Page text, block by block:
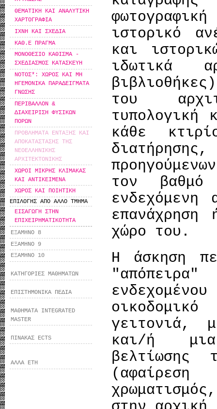
ΘΕΜΑΤΙΚΗ ΚΑΙ ΑΝΑΛΥΤΙΚΗ
ΧΑΡΤΟΓΡΑΦΙΑ
ΙΧΝΗ ΚΑΙ ΣΧΕΔΙΑ
ΚΑΘ.Ε ΠΡΑΓΜΑ
ΜΟΝΟΘΕΣΙΟ ΚΑΘΙΣΜΑ -
ΣΧΕΔΙΑΣΜΟΣ ΚΑΤΑΣΚΕΥΗ
ΝΟΤΟΣ*: ΧΩΡΟΣ ΚΑΙ ΜΗ
ΗΓΕΜΟΝΙΚΑ ΠΑΡΑΔΕΙΓΜΑΤΑ
ΓΝΩΣΗΣ
ΠΕΡΙΒΑΛΛΟΝ &
ΔΙΑΧΕΙΡΙΣΗ ΦΥΣΙΚΩΝ
ΠΟΡΩΝ
ΠΡΟΒΛΗΜΑΤΑ ΕΝΤΑΞΗΣ ΚΑΙ
ΑΠΟΚΑΤΑΣΤΑΣΗΣ ΤΗΣ
ΝΕΟΕΛΛΗΝΙΚΗΣ
ΑΡΧΙΤΕΚΤΟΝΙΚΗΣ
ΧΩΡΟΙ ΜΙΚΡΗΣ ΚΛΙΜΑΚΑΣ
ΚΑΙ ΑΝΤΙΚΕΙΜΕΝΑ
ΧΩΡΟΣ ΚΑΙ ΠΟΙΗΤΙΚΗ
ΕΠΙΛΟΓΗΣ ΑΠΟ ΑΛΛΟ ΤΜΗΜΑ
ΕΙΣΑΓΩΓΗ ΣΤΗΝ
ΕΠΙΧΕΙΡΗΜΑΤΙΚΟΤΗΤΑ
ΕΞΑΜΗΝΟ 8
ΕΞΑΜΗΝΟ 9
ΕΞΑΜΗΝΟ 10
ΚΑΤΗΓΟΡΙΕΣ ΜΑΘΗΜΑΤΩΝ
ΕΠΙΣΤΗΜΟΝΙΚΑ ΠΕΔΙΑ
ΜΑΘΗΜΑΤΑ INTEGRATED
MASTER
ΠΙΝΑΚΑΣ ECTS
ΑΛΛΑ ΕΤΗ
ιστορικό
και
ιδωτικά
του
τυπολογική
κάθε
τον
ενδεχόμενη
επανάχρηση
χώρο του.
Η άσκηση
γειτονιά,
και/ή μια
βελτίωσης